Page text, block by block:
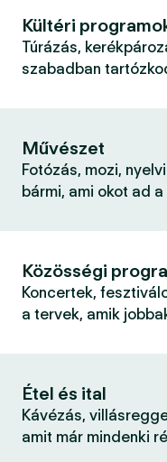
Kültéri
Túrázás,
szabadban
Művészet
Fotózás, mozi,
bármi, ami okot ad
Közösségi
Koncertek,
a tervek, amik
Étel és ital
Kávézás,
amit már mindenki